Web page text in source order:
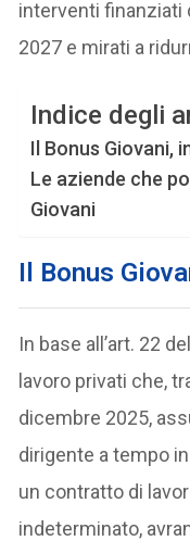
interventi finanziati
2027 e mirati a
Indice degli
Il Bonus Giovani,
Le aziende che
Giovani
Il Bonus
In base all’art. 22
lavoro privati che,
dicembre 2025,
dirigente a tempo
un contratto di
indeterminato,